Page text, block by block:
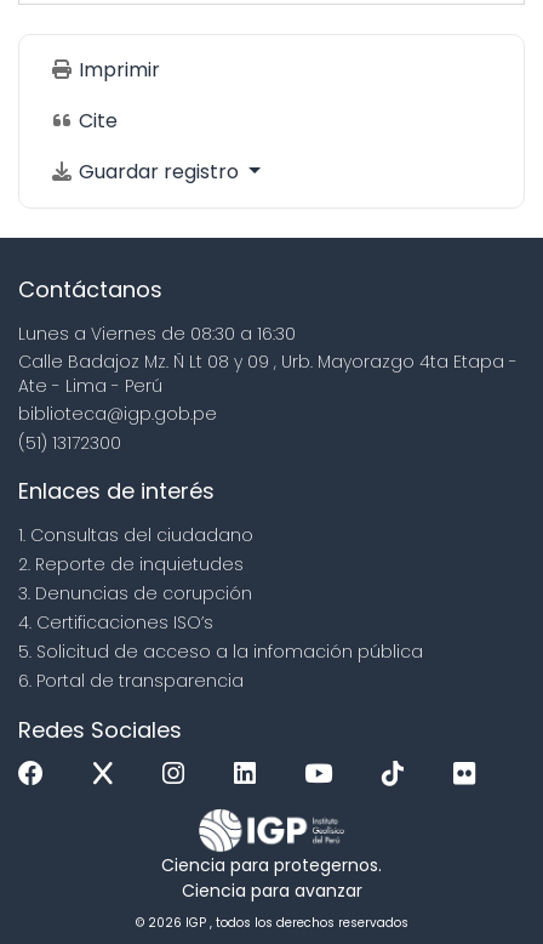
Imprimir
Cite
Guardar registro
Contáctanos
Lunes a Viernes de 08:30 a 16:30
Calle Badajoz Mz. Ñ Lt 08 y 09 , Urb. Mayorazgo 4ta Etapa -
Ate - Lima - Perú
biblioteca@igp.gob.pe
(51) 13172300
Enlaces de interés
1. Consultas del ciudadano
2. Reporte de inquietudes
3. Denuncias de corupción
4. Certificaciones ISO’s
5. Solicitud de acceso a la infomación pública
6. Portal de transparencia
Redes Sociales
Ciencia para protegernos.
Ciencia para avanzar
© 2026 IGP , todos los derechos reservados